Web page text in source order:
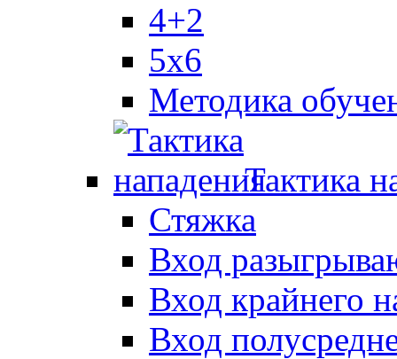
4+2
5x6
Методика
Тактика
Стяжка
Вход
Вход крайнего
Вход